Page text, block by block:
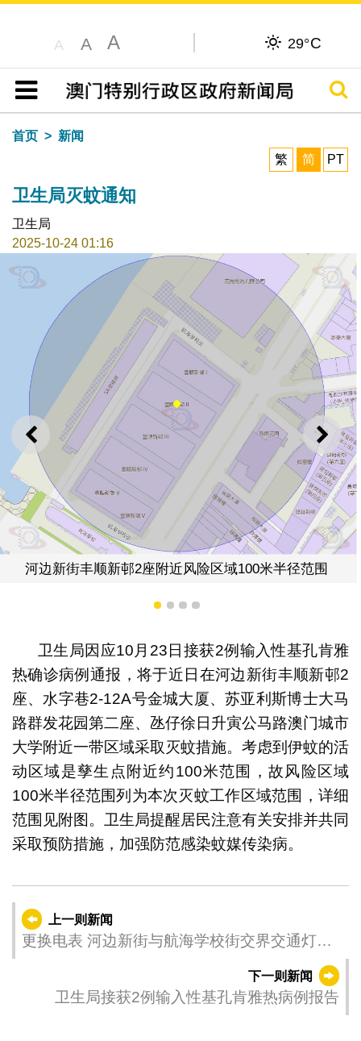
A A A 29°C
目录
搜寻
首页
新闻
繁
简 PT
卫生局灭蚊通知
卫生局
2025-10-24 01:16
上一则 下一
附近风险区域100米半径范围
水字巷2-12A号金城
1 2 3 4
卫生局因应10月23日接获2例输入性基孔肯雅
热确诊病例通报，将于近日在河边新街丰顺新邨2
座、水字巷2-12A号金城大厦、苏亚利斯博士大马
路群发花园第二座、氹仔徐日升寅公马路澳门城市
大学附近一带区域采取灭蚊措施。考虑到伊蚊的活
动区域是孳生点附近约100米范围，故风险区域
100米半径范围列为本次灭蚊工作区域范围，详细
范围见附图。卫生局提醒居民注意有关安排并共同
采取预防措施，加强防范感染蚊媒传染病。
上一则新闻
更换电表 河边新街与航海学校街交界交通灯周
下一则新闻
卫生局接获2例输入性基孔肯雅热病例报告